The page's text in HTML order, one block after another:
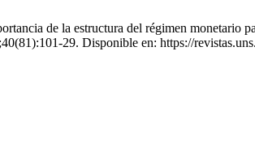
de la estructura del régimen monetario
29. Disponible en: https://